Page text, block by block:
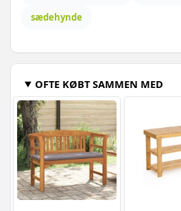
sædehynde
OFTE KØBT SAMMEN MED